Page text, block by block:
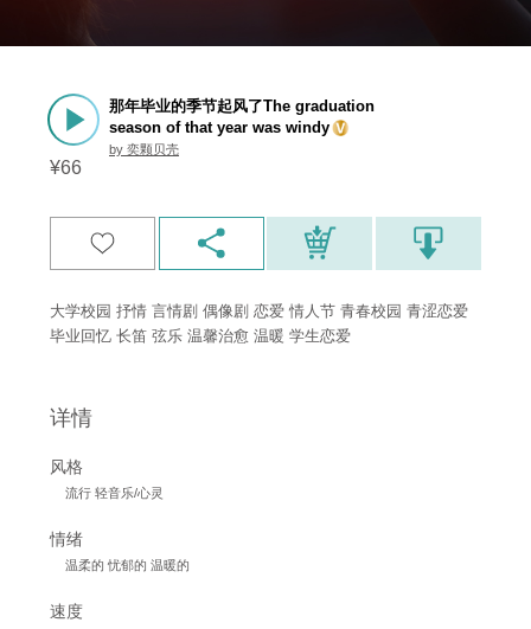
那年毕业的季节起风了The graduation
season of that year was windy
by 奕颗贝壳
¥66
大学校园 抒情 言情剧 偶像剧 恋爱 情人节 青春校园 青涩恋爱
毕业回忆 长笛 弦乐 温馨治愈 温暖 学生恋爱
详情
风格
流行 轻音乐/心灵
情绪
温柔的 忧郁的 温暖的
速度